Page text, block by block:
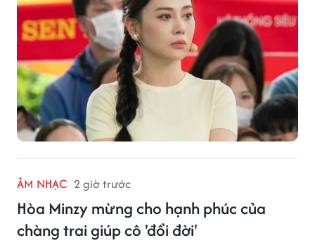
ÂM NHẠC 2 giờ trước
Hòa Minzy mừng cho hạnh phúc của
chàng trai giúp cô 'đổi đời'